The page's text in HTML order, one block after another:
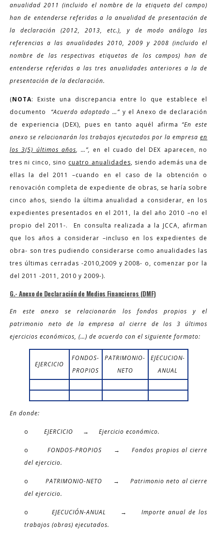
anualidad 2011 (incluido el nombre de la etiqueta del campo)
han de entenderse referidas a la anualidad de presentación de
la declaración (2012, 2013, etc.), y de modo análogo las
referencias a las anualidades 2010, 2009 y 2008 (incluido el
nombre de las respectivas etiquetas de los campos) han de
entenderse referidas a las tres anualidades anteriores a la de
presentación de la declaración.
(NOTA: Existe una discrepancia entre lo que establece el
documento“Acuerdo adoptado …” y el Anexo de declaración
de experiencia (DEX), pues en tanto aquél afirma“En este
anexo se relacionarán los trabajos ejecutados por la empresa en
los 3(5) últimos años, …”, en el cuado del DEX aparecen, no
tres ni cinco, sino cuatro anualidades, siendo además una de
ellas la del 2011 –cuando en el caso de la obtención o
renovación completa de expediente de obras, se haría sobre
cinco años, siendo la última anualidad a considerar, en los
expedientes presentados en el 2011, la del año 2010 –no el
propio del 2011-. En consulta realizada a la JCCA, afirman
que los años a considerar –incluso en los expedientes de
obra- son tres pudiendo considerarse como anualidades las
tres últimas cerradas -2010,2009 y 2008- o, comenzar por la
del 2011 -2011, 2010 y 2009-).
G.- Anexo de Declaración de Medios Financieros (DMF)
En este anexo se relacionarán los fondos propios y el
patrimonio neto de la empresa al cierre de los 3 últimos
ejercicios económicos, (…) de acuerdo con el siguiente formato:
EJERCICIO
FONDOS-
PROPIOS
PATRIMONIO-
NETO
EJECUCION-
ANUAL
En donde:
o EJERCICIO → Ejercicio económico.
oFONDOS-PROPIOS → Fondos propios al cierre
del ejercicio.
oPATRIMONIO-NETO → Patrimonio neto al cierre
del ejercicio.
o EJECUCIÓN-ANUAL → Importe anual de los
trabajos (obras) ejecutados.